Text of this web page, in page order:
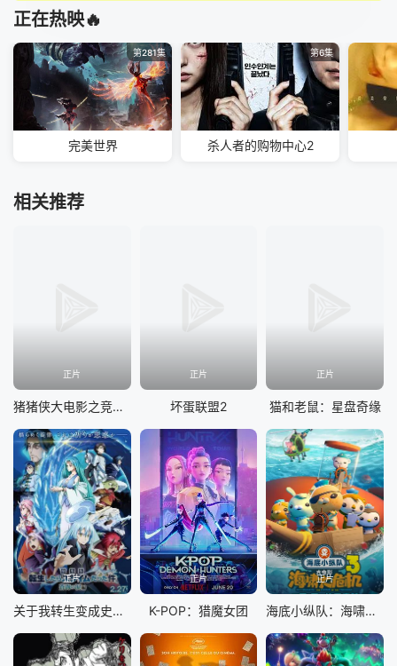
正在热映🔥
第281集
完美世界
第6集
杀人者的购物中心2
相关推荐
正片
猪猪侠大电影之竞速小英雄
正片
坏蛋联盟2
正片
猫和老鼠：星盘奇缘
正片
关于我转生变成史莱姆这档事苍海之泪篇-劇場版
正片
K-POP：猎魔女团
正片
海底小纵队：海啸大危机